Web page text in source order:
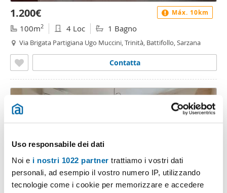
Uso responsabile dei dati
Noi e i nostri 1022 partner trattiamo i vostri dati
personali, ad esempio il vostro numero IP, utilizzando
tecnologie come i cookie per memorizzare e accedere
1.200€
100m2 4 Loc 1 Bagno
Via Brigata Partigiana Ugo Muccini, Trinità, Battifollo, Sarzana
Contatta
Máx. 10km